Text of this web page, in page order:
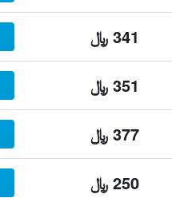
341 ﷼
351 ﷼
377 ﷼
250 ﷼